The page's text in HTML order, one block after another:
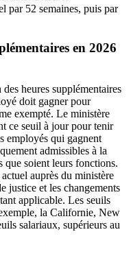
par 52 semaines, puis par
en 2026
heures supplémentaires
doit gagner pour
exempté. Le ministère
ce seuil à jour pour tenir
employés qui gagnent
admissibles à la
que soient leurs fonctions.
auprès du ministère
justice et les changements
applicable. Les seuils
la Californie, New
salariaux, supérieurs au